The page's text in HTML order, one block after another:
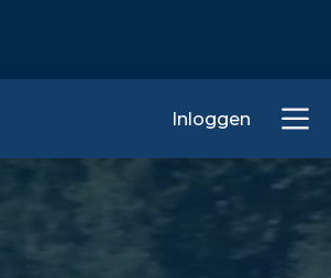
Inloggen